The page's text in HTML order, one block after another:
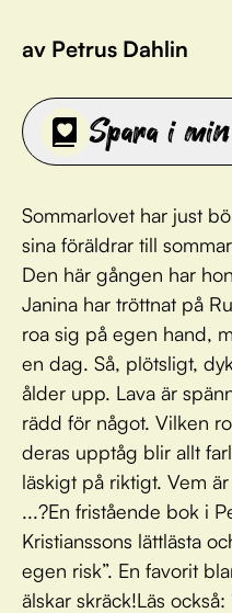
av Petrus Dahlin
Spara i
Sommarlovet har just
sina föräldrar till
Den här gången har
Janina har tröttnat på
roa sig på egen hand,
en dag. Så, plötsligt,
ålder upp. Lava är
rädd för något. Vilken
deras upptåg blir allt
läskigt på riktigt. Vem
...?En fristående bok i
Kristianssons lättlästa
egen risk”. En favorit
älskar skräck!Läs